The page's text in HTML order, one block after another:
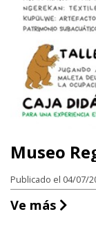
Museo
Publicado el 04/07/
Ve más